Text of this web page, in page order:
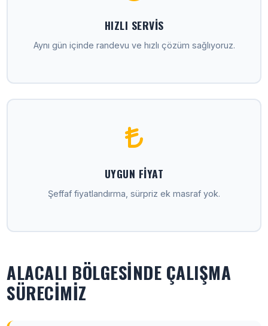
HIZLI SERVIS
Aynı gün içinde randevu ve hızlı çözüm sağlıyoruz.
UYGUN FIYAT
Şeffaf fiyatlandırma, sürpriz ek masraf yok.
ALACALI BÖLGESINDE ÇALIŞMA
SÜRECIMIZ